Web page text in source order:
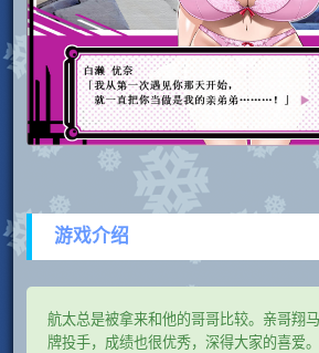
游戏介绍
航太总是被拿来和他的哥哥比较。亲哥翔
牌投手，成绩也很优秀，深得大家的喜爱